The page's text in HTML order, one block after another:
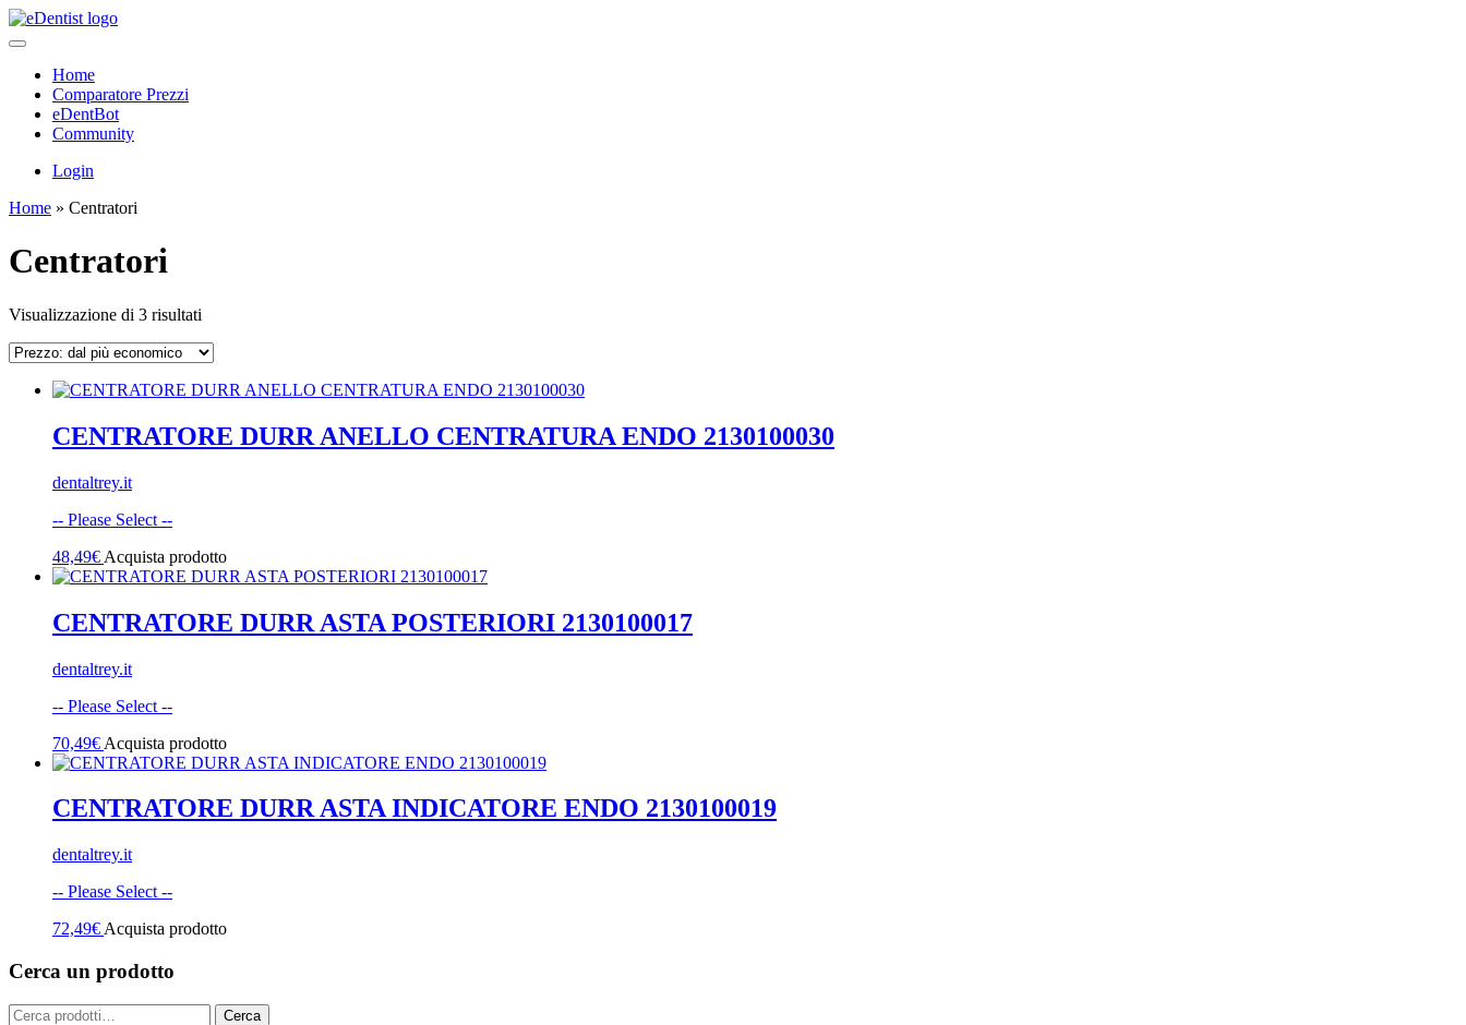
Home
Comparatore Prezzi
eDentBot
Community
Login
Home » Centratori
Centratori
Visualizzazione di 3 risultati
più
CENTRATORE DURR ANELLO CENTRATURA ENDO 2130100030
dentaltrey.it
-- Please Select --
48,49€ Acquista prodotto
CENTRATORE DURR ASTA POSTERIORI 2130100017
dentaltrey.it
-- Please Select --
70,49€ Acquista prodotto
CENTRATORE DURR ASTA INDICATORE ENDO 2130100019
dentaltrey.it
-- Please Select --
72,49€ Acquista prodotto
Cerca un prodotto
Cerca: Cerca